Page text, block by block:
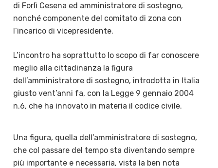
di Forlì Cesena ed amministratore di sostegno,
nonché componente del comitato di zona con
l’incarico di vicepresidente.
L’incontro ha soprattutto lo scopo di far conoscere
meglio alla cittadinanza la figura
dell’amministratore di sostegno, introdotta in Italia
giusto vent’anni fa, con la Legge 9 gennaio 2004
n.6, che ha innovato in materia il codice civile.
Una figura, quella dell’amministratore di sostegno,
che col passare del tempo sta diventando sempre
più importante e necessaria, vista la ben nota